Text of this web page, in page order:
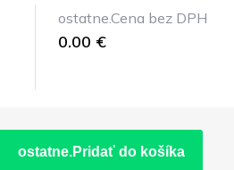
ostatne.Cena bez DPH
0.00 €
ostatne.Pridať do košíka